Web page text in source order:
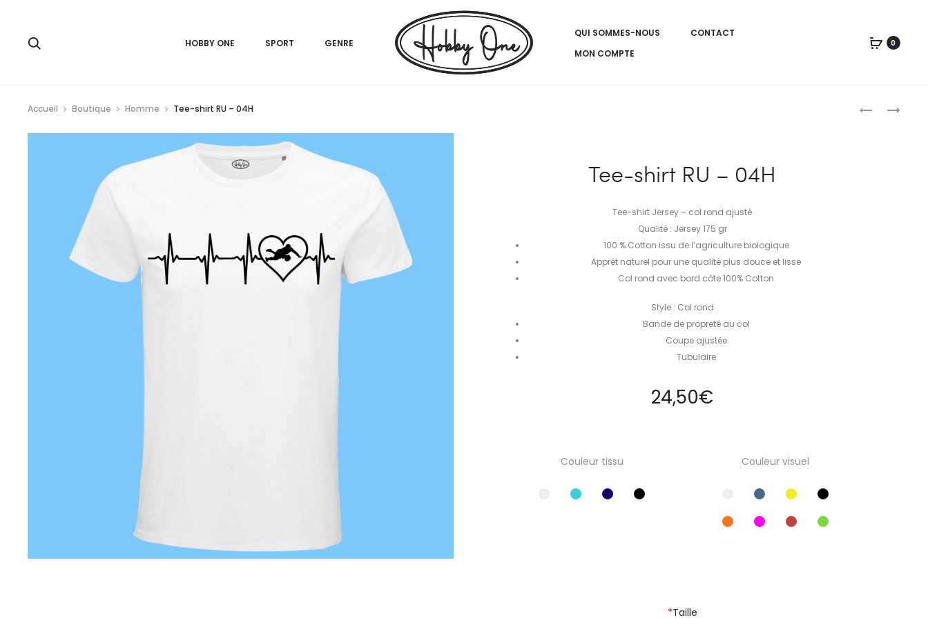
HOBBY ONE SPORT GENRE
QUI SOMMES-NOUS
CONTACT
MON COMPTE
0
TEE-
TEE-
Accueil Boutique Homme Tee-shirt RU – 04H
Tee-shirt RU – 04H
Tee-shirt Jersey – col rond ajusté
Qualité : Jersey 175 gr
100 % Cotton issu de l’agriculture biologique
Apprêt naturel pour une qualité plus douce et lisse
Col rond avec bord côte 100% Cotton
Style : Col rond
Bande de propreté au col
Coupe ajustée
Tubulaire
24,50€
Couleur tissu Couleur visuel
*Taille